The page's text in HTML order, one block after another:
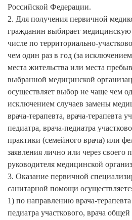
Российской Федерации.
2. Для получения первичной
гражданин выбирает
числе по территориально-
чем один раз в год (за
места жительства или места
выбранной медицинской
осуществляет выбор не чаще чем
исключением случаев замены
врача-терапевта, врача-терапевта
педиатра, врача-педиатра
практики (семейного врача) или
заявления лично или через своего
руководителя медицинской
3. Оказание первичной
санитарной помощи
1) по направлению врача-терапевта
педиатра участкового, врача